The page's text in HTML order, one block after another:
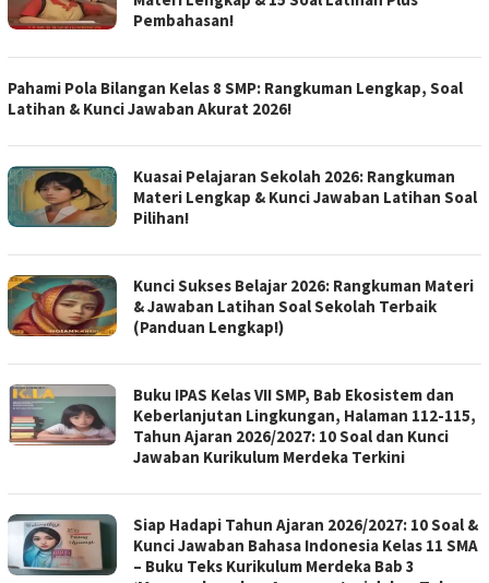
Pembahasan!
Pahami Pola Bilangan Kelas 8 SMP: Rangkuman Lengkap, Soal
Latihan & Kunci Jawaban Akurat 2026!
Kuasai Pelajaran Sekolah 2026: Rangkuman
Materi Lengkap & Kunci Jawaban Latihan Soal
Pilihan!
Kunci Sukses Belajar 2026: Rangkuman Materi
& Jawaban Latihan Soal Sekolah Terbaik
(Panduan Lengkap!)
Buku IPAS Kelas VII SMP, Bab Ekosistem dan
Keberlanjutan Lingkungan, Halaman 112-115,
Tahun Ajaran 2026/2027: 10 Soal dan Kunci
Jawaban Kurikulum Merdeka Terkini
Siap Hadapi Tahun Ajaran 2026/2027: 10 Soal &
Kunci Jawaban Bahasa Indonesia Kelas 11 SMA
– Buku Teks Kurikulum Merdeka Bab 3